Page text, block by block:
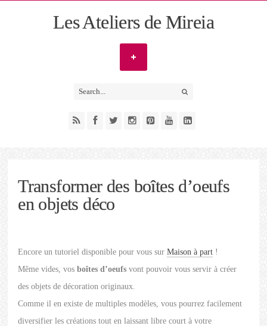
Les Ateliers de Mireia
Transformer des boîtes d’oeufs
en objets déco
Encore un tutoriel disponible pour vous surMaison à part !
Même vides, vosboîtes d’oeufs vont pouvoir vous servir à créer
des objets de décoration originaux.
Comme il en existe de multiples modèles, vous pourrez facilement
diversifier les créations tout en laissant libre court à votre